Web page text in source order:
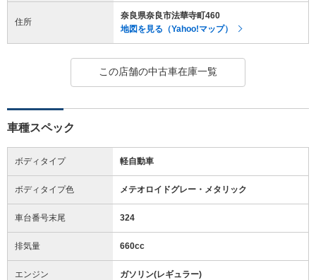
住所
奈良県奈良市法華寺町460
地図を見る（Yahoo!マップ）
この店舗の中古車在庫一覧
車種スペック
ボディタイプ 軽自動車
ボディタイプ色 メテオロイドグレー・メタリック
車台番号末尾 324
排気量 660cc
エンジン ガソリン(レギュラー)